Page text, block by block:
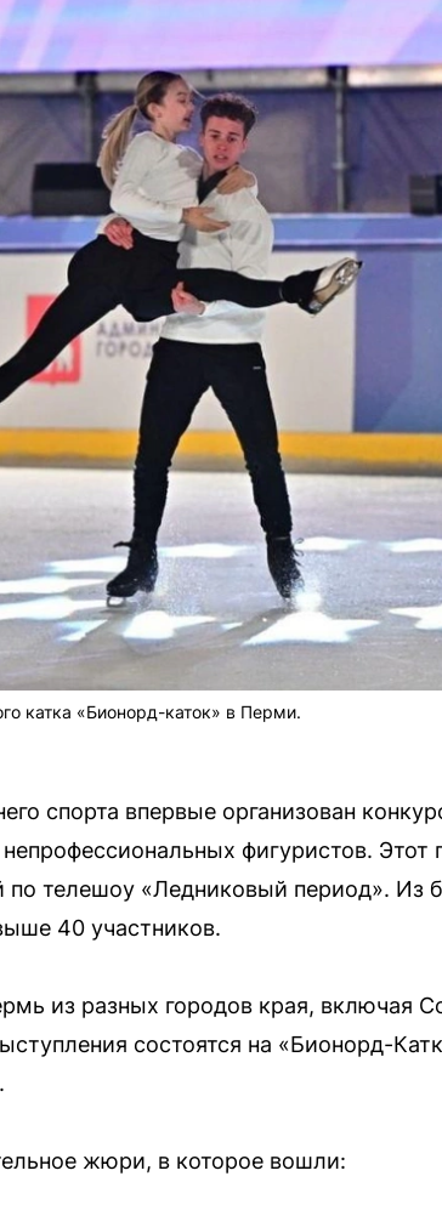
катка «Бионорд-каток» в Перми.
спорта впервые организован
фигуристов. Этот
по телешоу «Ледниковый период». Из
40 участников.
из разных городов края, включая
состоятся на «Бионорд-
жюри, в которое вошли: